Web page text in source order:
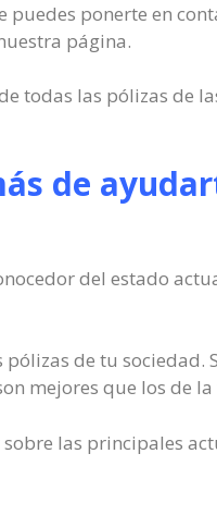
ponerte en
página.
todas las pólizas de
de
del estado
de tu
mejores que los de
las principales